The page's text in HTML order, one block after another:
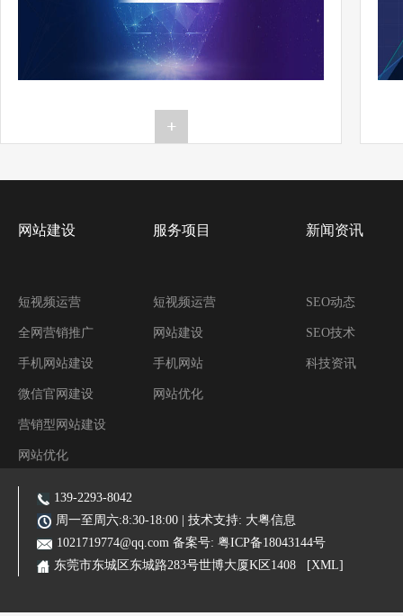
网站建设
短视频运营
全网营销推广
手机网站建设
微信官网建设
营销型网站建设
网站优化
阿里装修运营
服务项目
短视频运营
网站建设
手机网站
网站优化
新闻资讯
SEO动态
SEO技术
科技资讯
主营业务:东莞网站建设|东莞网站优化|东莞SEO优化推广|品牌网站|手机网站|微信小程序|霸屏推广
139-2293-8042
周一至周六:8:30-18:00 | 技术支持: 大粤信息
1021719774@qq.com 备案号: 粤ICP备18043144号
东莞市东城区东城路283号世博大厦K区1408
[XML]